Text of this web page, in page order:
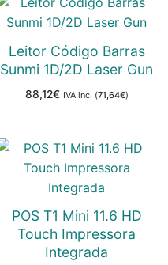
Leitor Código Barras
Sunmi 1D/2D Laser Gun
88,12€ IVA inc. (71,64€)
POS T1 Mini 11.6 HD
Touch Impressora
Integrada